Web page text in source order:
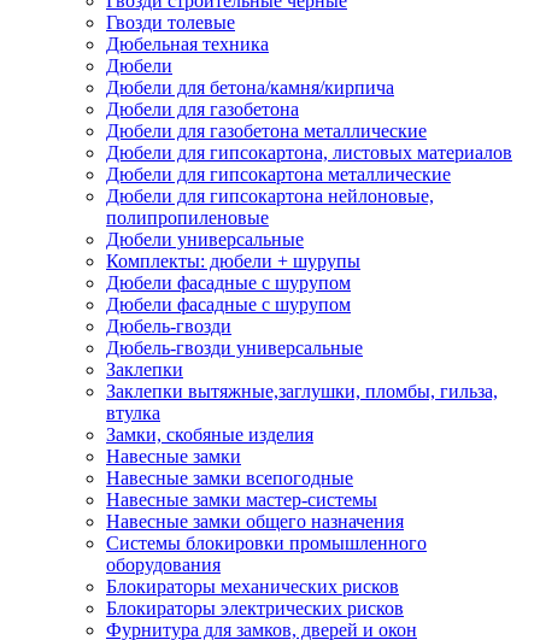
Гвозди толевые
Дюбельная техника
Дюбели
Дюбели для бетона/камня/кирпича
Дюбели для газобетона
Дюбели для газобетона металлические
Дюбели для гипсокартона, листовых материалов
Дюбели для гипсокартона металлические
Дюбели для гипсокартона нейлоновые,
полипропиленовые
Дюбели универсальные
Комплекты: дюбели + шурупы
Дюбели фасадные с шурупом
Дюбели фасадные с шурупом
Дюбель-гвозди
Дюбель-гвозди универсальные
Заклепки
Заклепки вытяжные,заглушки, пломбы, гильза,
втулка
Замки, скобяные изделия
Навесные замки
Навесные замки всепогодные
Навесные замки мастер-системы
Навесные замки общего назначения
Системы блокировки промышленного
оборудования
Блокираторы механических рисков
Блокираторы электрических рисков
Фурнитура для замков, дверей и окон